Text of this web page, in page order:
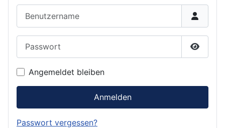
Angemeldet bleiben
Anmelden
Passwort vergessen?